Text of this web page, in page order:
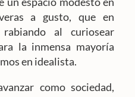
a gusto, que en
al curiosear
la inmensa mayoría
en idealista.
como sociedad,